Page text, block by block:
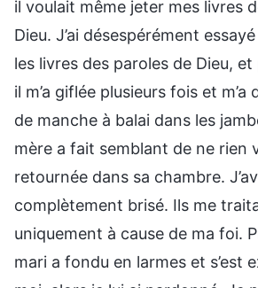
il voulait même jeter mes livres
Dieu. J’ai désespérément
les livres des paroles de Dieu,
il m’a giflée plusieurs fois et
de manche à balai dans les
mère a fait semblant de ne rien
retournée dans sa chambre.
complètement brisé. Ils me
uniquement à cause de ma foi.
mari a fondu en larmes et s’est